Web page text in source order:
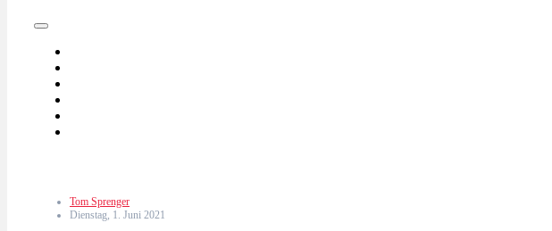
Tom Sprenger
Dienstag, 1. Juni 2021